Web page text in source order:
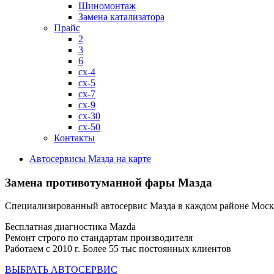
Шиномонтаж
Замена катализатора
Прайс
2
3
6
cx-4
cx-5
cx-7
cx-9
cx-30
cx-50
Контакты
Автосервисы Мазда на карте
Замена противотуманной фары Мазда
Специализированный автосервис Мазда в каждом районе
Бесплатная диагностика Mazda
Ремонт строго по стандартам производителя
Работаем с 2010 г. Более 55 тыс постоянных клиентов
ВЫБРАТЬ АВТОСЕРВИС